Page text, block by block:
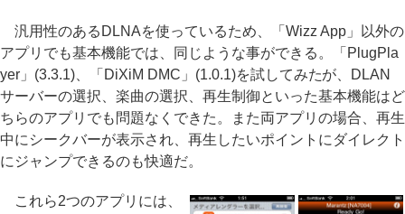
汎用性のあるDLNAを使っているため、「Wizz App」以外の
アプリでも基本機能では、同じような事ができる。「PlugPla
yer」(3.3.1)、「DiXiM DMC」(1.0.1)を試してみたが、DLAN
サーバーの選択、楽曲の選択、再生制御といった基本機能はど
ちらのアプリでも問題なくできた。また両アプリの場合、再生
中にシークバーが表示され、再生したいポイントにダイレクト
にジャンプできるのも快適だ。
これら2つのアプリには、